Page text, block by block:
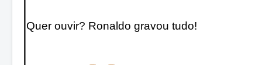
Quer ouvir? Ronaldo gravou tudo!